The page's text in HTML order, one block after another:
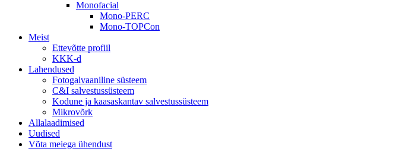
Monofacial
Mono-PERC
Mono-TOPCon
Meist
Ettevõtte profiil
KKK-d
Lahendused
Fotogalvaaniline süsteem
C&I salvestussüsteem
Kodune ja kaasaskantav salvestussüsteem
Mikrovõrk
Allalaadimised
Uudised
Võta meiega ühendust